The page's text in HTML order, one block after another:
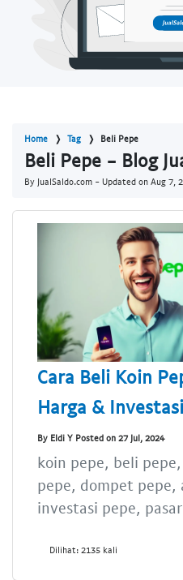
Home Tag Beli Pepe
Beli Pepe - Blog
By JualSaldo.com - Updated on Aug 7,
Cara Beli Koin
Harga &
By Eldi Y Posted on 27 Jul, 2024
koin pepe, beli
pepe, dompet pepe,
investasi pepe,
Dilihat: 2135 kali